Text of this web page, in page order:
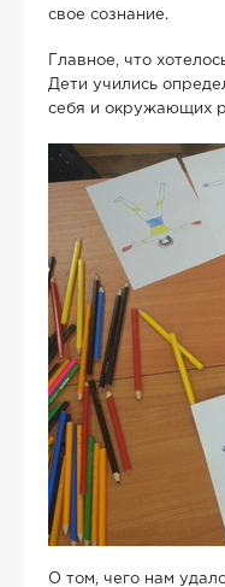
свое сознание.
Главное, что
Дети учились
себя и окружающих
О том, чего нам